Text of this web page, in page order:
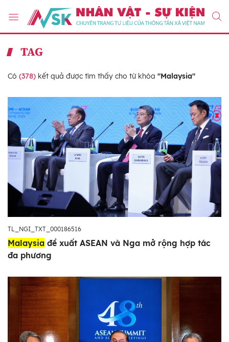
TAG
Có (378) kết quả được tìm thấy cho từ khóa "Malaysia"
TL_NGI_TXT_000186516
Malaysia đề xuất ASEAN và Nga mở rộng hợp tác
đa phương